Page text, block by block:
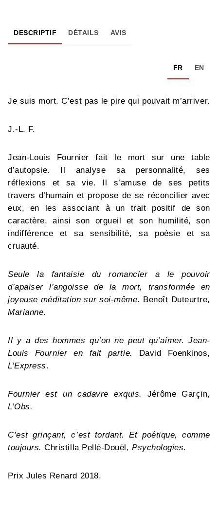
DESCRIPTIF DÉTAILS AVIS
FR EN
Je suis mort. C’est pas le pire qui pouvait m’arriver.
J.-L. F.
Jean-Louis Fournier fait le mort sur une table
d’autopsie. Il analyse sa personnalité, ses
réflexions et sa vie. Il s’amuse de ses petits
travers d’humain et propose de se réconcilier avec
eux, en les associant à un trait positif de son
caractère, ainsi son orgueil et son humilité, son
indifférence et sa sensibilité, sa poésie et sa
cruauté.
Seule la fantaisie du romancier a le pouvoir
d’apaiser l’angoisse de la mort, transformée en
joyeuse méditation sur soi-même. Benoît Duteurtre,
Marianne.
Il y a des hommes qu’on ne peut qu’aimer. Jean-
Louis Fournier en fait partie.
David Foenkinos,
L’Express.
Fournier est un cadavre exquis.
Jérôme Garçin,
L’Obs.
C’est grinçant, c’est tordant. Et poétique, comme
toujours. Christilla Pellé-Douël,Psychologies.
Prix Jules Renard 2018.